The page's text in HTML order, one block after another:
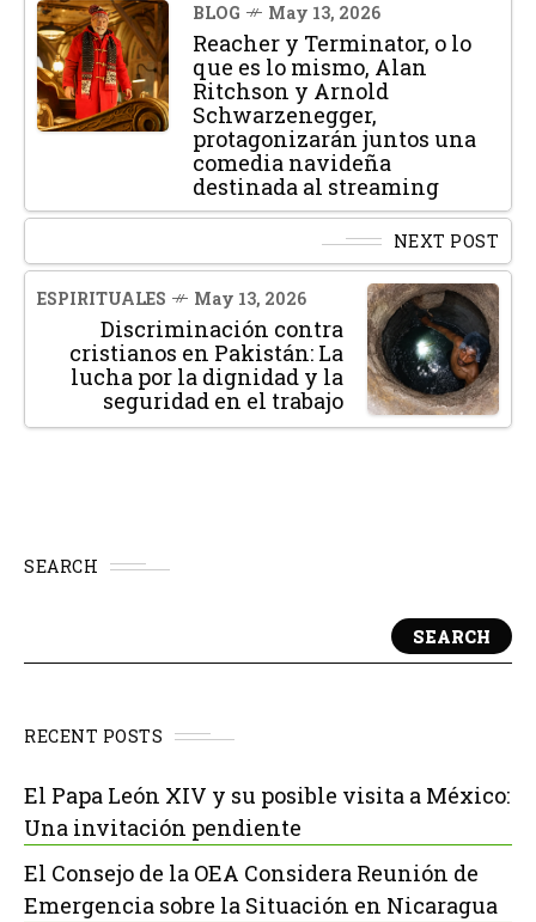
BLOG May 13, 2026
Reacher y Terminator, o lo
que es lo mismo, Alan
Ritchson y Arnold
Schwarzenegger,
protagonizarán juntos una
comedia navideña
destinada al streaming
NEXT POST
ESPIRITUALES May 13, 2026
Discriminación contra
cristianos en Pakistán: La
lucha por la dignidad y la
seguridad en el trabajo
SEARCH
SEARCH
RECENT POSTS
El Papa León XIV y su posible visita a México:
Una invitación pendiente
El Consejo de la OEA Considera Reunión de
Emergencia sobre la Situación en Nicaragua